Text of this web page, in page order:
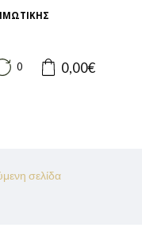
0 0,00€
σελίδα